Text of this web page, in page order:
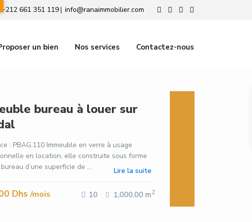
+212 661 351 119| info@ranaimmobilier.com
un bien Nos services Contactez-nous
bureau à louer sur
: PBAG.110 Immeuble en verre à usage
en location, elle construite sous forme
d’une superficie de ...
Lire la suite
Dhs /mois 10 1,000.00 m2